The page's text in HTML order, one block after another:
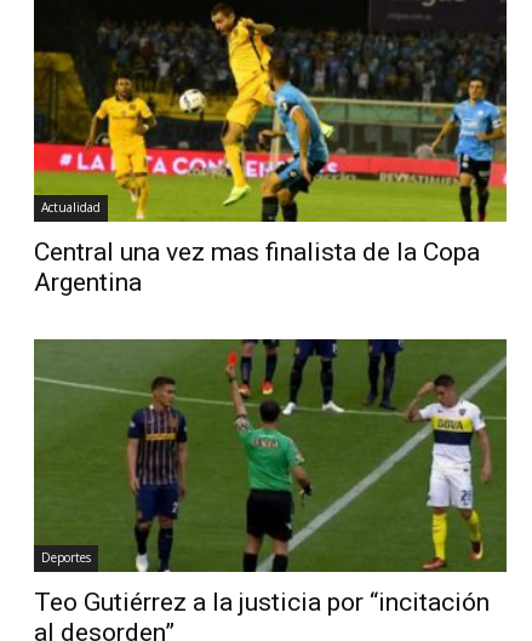
Diario
Actualidad
Central una vez mas finalista de la Copa
Argentina
Deportes
Teo Gutiérrez a la justicia por “incitación
al desorden”